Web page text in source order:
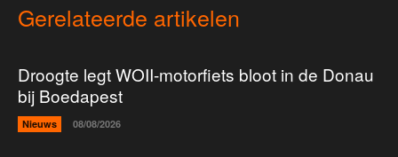
Gerelateerde artikelen
Droogte legt WOII-motorfiets bloot in de Donau
bij Boedapest
Nieuws 08/08/2026